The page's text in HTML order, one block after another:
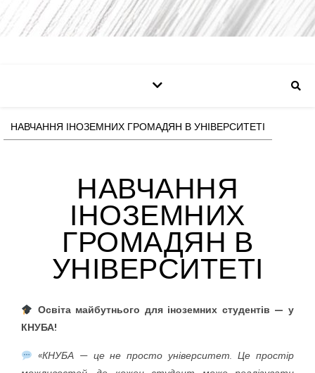
НАВЧАННЯ ІНОЗЕМНИХ ГРОМАДЯН В УНІВЕРСИТЕТІ
НАВЧАННЯ
ІНОЗЕМНИХ
ГРОМАДЯН В
УНІВЕРСИТЕТІ
Освіта майбутнього для іноземних студентів — у
КНУБА!
«КНУБА — це не просто університет. Це простір